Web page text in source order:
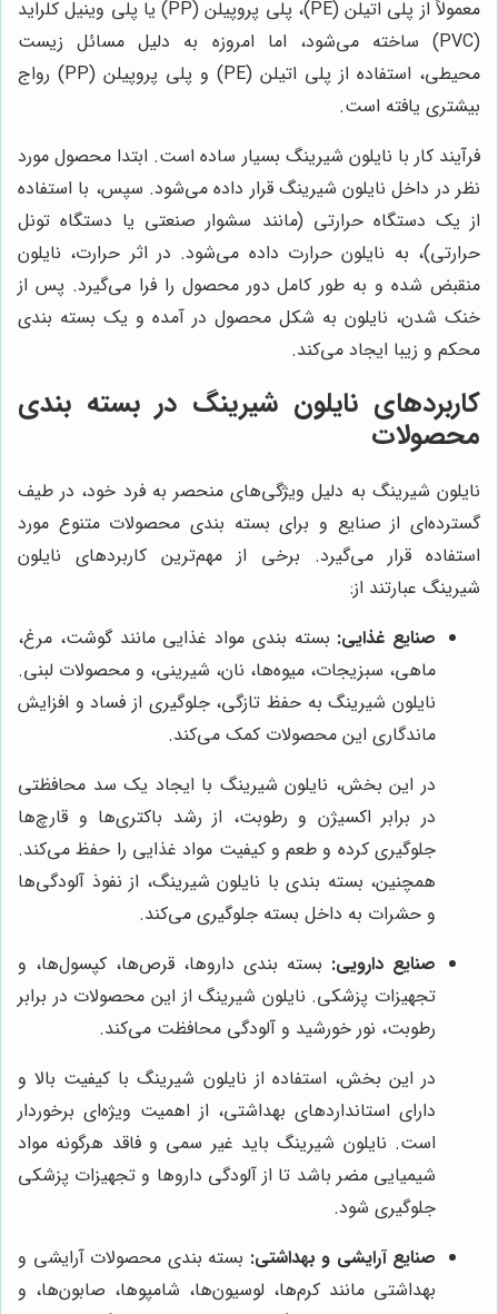
معمولاً از پلی اتیلن (PE)، پلی پروپیلن (PP) یا پلی وینیل کلراید
(PVC) ساخته می‌شود، اما امروزه به دلیل مسائل زیست
محیطی، استفاده از پلی اتیلن (PE) و پلی پروپیلن (PP) رواج
بیشتری یافته است.
فرآیند کار با نایلون شیرینگ بسیار ساده است. ابتدا محصول مورد
نظر در داخل نایلون شیرینگ قرار داده می‌شود. سپس، با استفاده
از یک دستگاه حرارتی (مانند سشوار صنعتی یا دستگاه تونل
حرارتی)، به نایلون حرارت داده می‌شود. در اثر حرارت، نایلون
منقبض شده و به طور کامل دور محصول را فرا می‌گیرد. پس از
خنک شدن، نایلون به شکل محصول در آمده و یک بسته بندی
محکم و زیبا ایجاد می‌کند.
کاربردهای نایلون شیرینگ در بسته بندی
محصولات
نایلون شیرینگ به دلیل ویژگی‌های منحصر به فرد خود، در طیف
گسترده‌ای از صنایع و برای بسته بندی محصولات متنوع مورد
استفاده قرار می‌گیرد. برخی از مهم‌ترین کاربردهای نایلون
شیرینگ عبارتند از:
صنایع غذایی: بسته بندی مواد غذایی مانند گوشت، مرغ،
ماهی، سبزیجات، میوه‌ها، نان، شیرینی، و محصولات لبنی.
نایلون شیرینگ به حفظ تازگی، جلوگیری از فساد و افزایش
ماندگاری این محصولات کمک می‌کند.
در این بخش، نایلون شیرینگ با ایجاد یک سد محافظتی
در برابر اکسیژن و رطوبت، از رشد باکتری‌ها و قارچ‌ها
جلوگیری کرده و طعم و کیفیت مواد غذایی را حفظ می‌کند.
همچنین، بسته بندی با نایلون شیرینگ، از نفوذ آلودگی‌ها
و حشرات به داخل بسته جلوگیری می‌کند.
صنایع دارویی: بسته بندی داروها، قرص‌ها، کپسول‌ها، و
تجهیزات پزشکی. نایلون شیرینگ از این محصولات در برابر
رطوبت، نور خورشید و آلودگی محافظت می‌کند.
در این بخش، استفاده از نایلون شیرینگ با کیفیت بالا و
دارای استانداردهای بهداشتی، از اهمیت ویژه‌ای برخوردار
است. نایلون شیرینگ باید غیر سمی و فاقد هرگونه مواد
شیمیایی مضر باشد تا از آلودگی داروها و تجهیزات پزشکی
جلوگیری شود.
صنایع آرایشی و بهداشتی: بسته بندی محصولات آرایشی و
بهداشتی مانند کرم‌ها، لوسیون‌ها، شامپوها، صابون‌ها، و